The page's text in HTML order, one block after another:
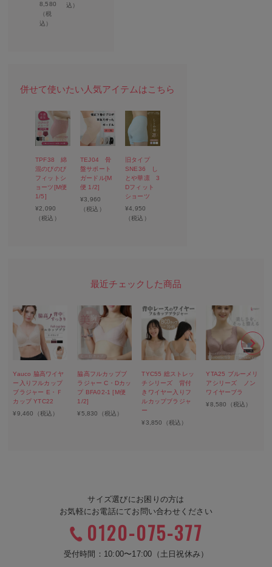
8,580
（税
込）
込）
TPF38 綿
混のびのび
フィットシ
ョーツ[M便
1/5]
¥2,090
（税込）
TEJ04 骨
盤サポート
ガードル[M
便 1/2]
¥3,960
（税込）
旧タイプ
SNE36 し
とや華凛 3
Dフィット
ショーツ
¥4,950
（税込）
Yauco 脇高ワイヤ
ー入りフルカップ
ブラジャー E・Ｆ
カップ YTC22
¥9,460 （税込）
脇高フルカップブ
ラジャー C・Dカッ
プ BFA02-1 [M便
1/2]
¥5,830 （税込）
TYC55 総ストレッ
チシリーズ 背付
きワイヤー入りフ
ルカップブラジャ
ー
¥3,850 （税込）
YTA25 ブルーメリ
アシリーズ ノン
ワイヤーブラ
¥8,580 （税込）
サイズ選びにお困りの方は
お気軽にお電話にてお問い合わせください
0120-075-377
受付時間：10:00〜17:00（土日祝休み）